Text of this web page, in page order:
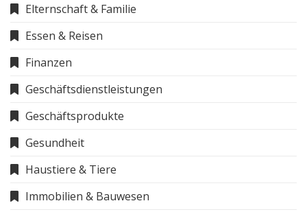
Elternschaft & Familie
Essen & Reisen
Finanzen
Geschäftsdienstleistungen
Geschäftsprodukte
Gesundheit
Haustiere & Tiere
Immobilien & Bauwesen